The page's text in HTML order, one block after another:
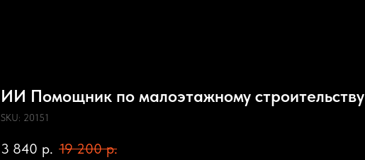
ИИ Помощник по малоэтажному строительству
SKU: 20151
3 840 р. 19 200 р.